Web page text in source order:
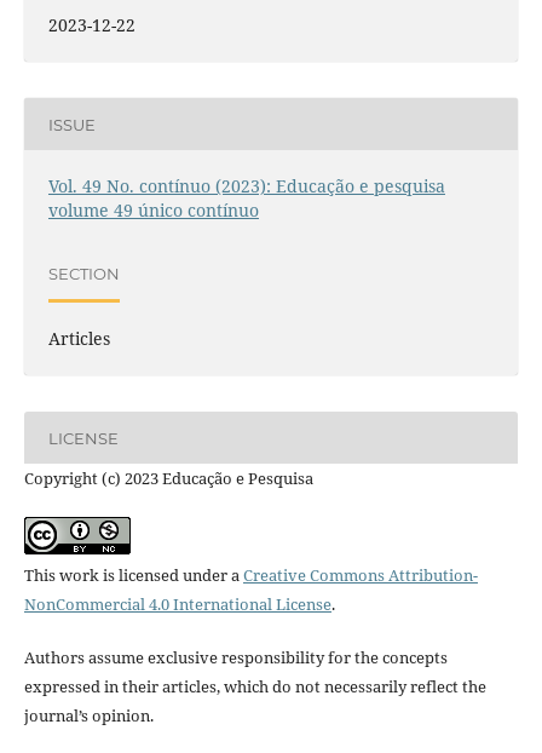
2023-12-22
ISSUE
Vol. 49 No. contínuo (2023): Educação e pesquisa
volume 49 único contínuo
SECTION
Articles
LICENSE
Copyright (c) 2023 Educação e Pesquisa
This work is licensed under aCreative Commons Attribution-
NonCommercial 4.0 International License.
Authors assume exclusive responsibility for the concepts
expressed in their articles, which do not necessarily reflect the
journal’s opinion.